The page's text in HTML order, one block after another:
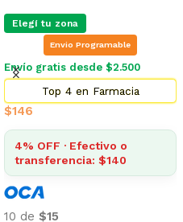
Elegí tu zona
Envio Programable
Envío gratis desde $2.500
Top 4 en Farmacia
$146
4% OFF · Efectivo o
transferencia: $140
10 de $15